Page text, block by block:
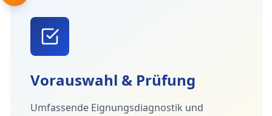
Vorauswahl & Prüfung
Umfassende Eignungsdiagnostik und